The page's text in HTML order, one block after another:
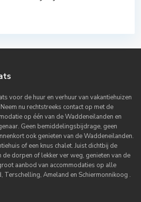
voor de huur en verhuur van vakantiehuizen
nu rechtstreeks contact op met de
op één van de Waddeneilanden en
Geen bemiddelingsbijdrage, geen
ook genieten van de Waddeneilanden.
of een knus chalet. Juist dichtbij de
de dorpen of lekker ver weg, genieten van de
aanbod van accommodaties op alle
Terschelling, Ameland en Schiermonnikoog .